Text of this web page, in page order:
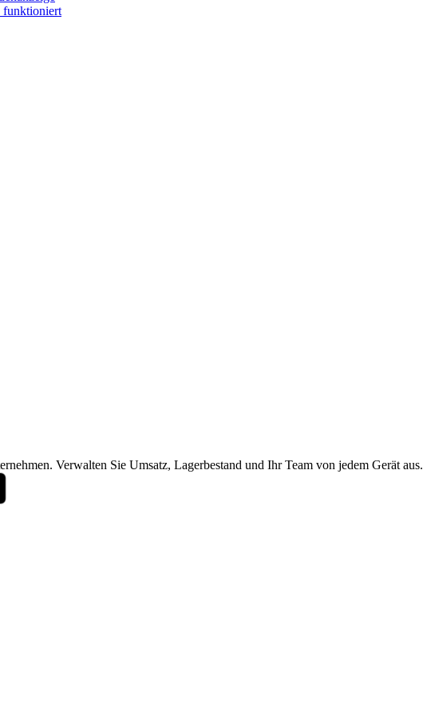
funktioniert
Verwalten Sie Umsatz, Lagerbestand und Ihr Team von jedem Gerät aus.